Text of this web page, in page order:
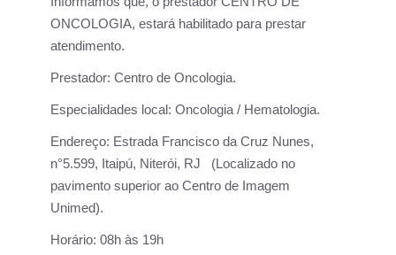
ONCOLOGIA, estará habilitado para prestar
atendimento.
Prestador: Centro de Oncologia.
Especialidades local: Oncologia / Hematologia.
Endereço: Estrada Francisco da Cruz Nunes,
n°5.599, Itaipú, Niterói, RJ (Localizado no
pavimento superior ao Centro de Imagem
Unimed).
Horário: 08h às 19h